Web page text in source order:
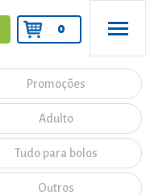
0
Promoções
Adulto
Tudo para bolos
Outros